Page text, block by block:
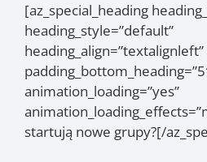
[az_special_heading
heading_style=”default”
heading_align=”textalignleft”
animation_loading=”yes”
startują nowe grupy?[/